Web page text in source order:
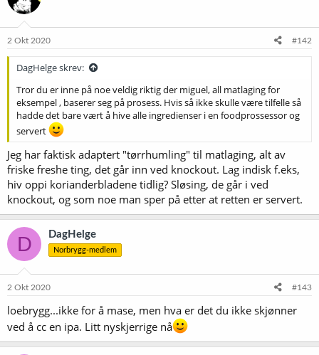
2 Okt 2020 #142
DagHelge skrev:
Tror du er inne på noe veldig riktig der miguel, all matlaging for
eksempel , baserer seg på prosess. Hvis så ikke skulle være tilfelle så
hadde det bare vært å hive alle ingredienser i en foodprossessor og
servert
Jeg har faktisk adaptert "tørrhumling" til matlaging, alt av
friske freshe ting, det går inn ved knockout. Lag indisk f.eks,
hiv oppi korianderbladene tidlig? Sløsing, de går i ved
knockout, og som noe man sper på etter at retten er servert.
D DagHelge
Norbrygg-medlem
2 Okt 2020 #143
loebrygg...ikke for å mase, men hva er det du ikke skjønner
ved å cc en ipa. Litt nyskjerrige nå